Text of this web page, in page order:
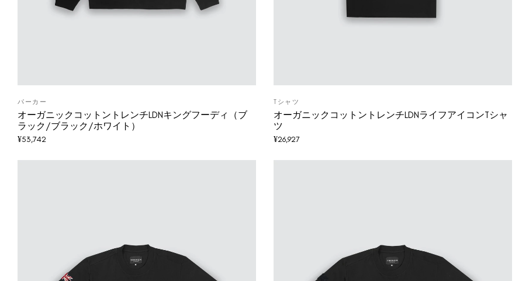
パーカー
オーガニックコットントレンチLDNキングフーディ（ブ
ラック/ブラック/ホワイト）
¥53,742
Tシャツ
オーガニックコットントレンチLDNライフアイコンTシャ
ツ
¥26,927